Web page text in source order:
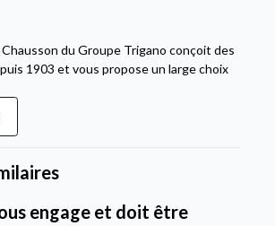
du Groupe Trigano conçoit des
1903 et vous propose un large choix
engage et doit être